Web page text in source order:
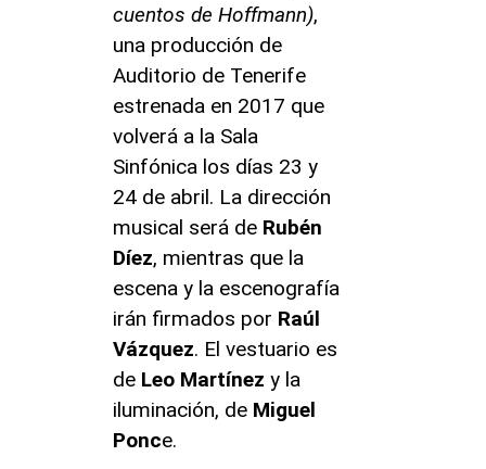
cuentos de Hoffmann),
una producción de
Auditorio de Tenerife
estrenada en 2017 que
volverá a la Sala
Sinfónica los días 23 y
24 de abril. La dirección
musical será de Rubén
Díez, mientras que la
escena y la escenografía
irán firmados por Raúl
Vázquez. El vestuario es
de Leo Martínez y la
iluminación, de Miguel
Ponce.